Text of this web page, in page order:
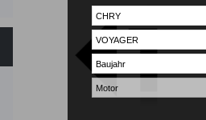
Bitte verfeinern Sie
Sobald es keine relevanten
mehr gibt, erscheinen an dieser